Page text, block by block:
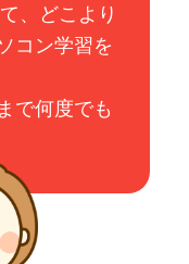
、どこより
コン学習を
で何度でも